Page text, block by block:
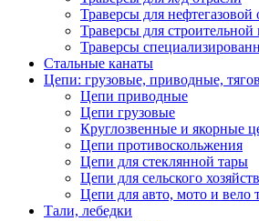
Траверсы для нефтегазовой
Траверсы для
Траверсы
Стальные канаты
Цепи: грузовые, приводные,
Цепи приводные
Цепи грузовые
Круглозвенные и якорные
Цепи противоскольжения
Цепи для стеклянной тары
Цепи для сельского
Цепи для авто, мото и вело
Тали, лебедки